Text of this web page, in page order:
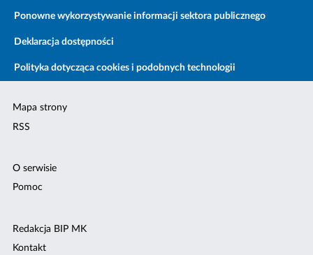
Ponowne wykorzystywanie informacji sektora publicznego
Deklaracja dostępności
Polityka dotycząca cookies i podobnych technologii
Mapa strony
RSS
O serwisie
Pomoc
Redakcja BIP MK
Kontakt